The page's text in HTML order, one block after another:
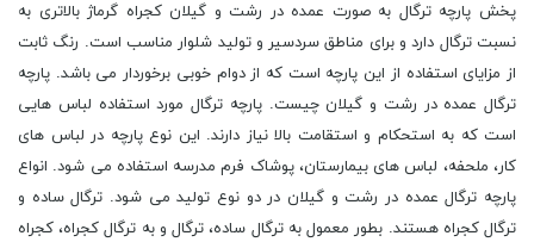
پخش پارچه ترگال به صورت عمده در رشت و گیلان کجراه گرماژ بالاتری به
نسبت ترگال دارد و برای مناطق سردسیر و تولید شلوار مناسب است. رنگ ثابت
از مزایای استفاده از این پارچه است که از دوام خوبی برخوردار می باشد. پارچه
ترگال عمده در رشت و گیلان چیست. پارچه ترگال مورد استفاده لباس هایی
است که به استحکام و استقامت بالا نیاز دارند. این نوع پارچه در لباس های
کار، ملحفه، لباس های بیمارستان، پوشاک فرم مدرسه استفاده می شود. انواع
پارچه ترگال عمده در رشت و گیلان در دو نوع تولید می شود. ترگال ساده و
ترگال کجراه هستند. بطور معمول به ترگال ساده، ترگال و به ترگال کجراه، کجراه